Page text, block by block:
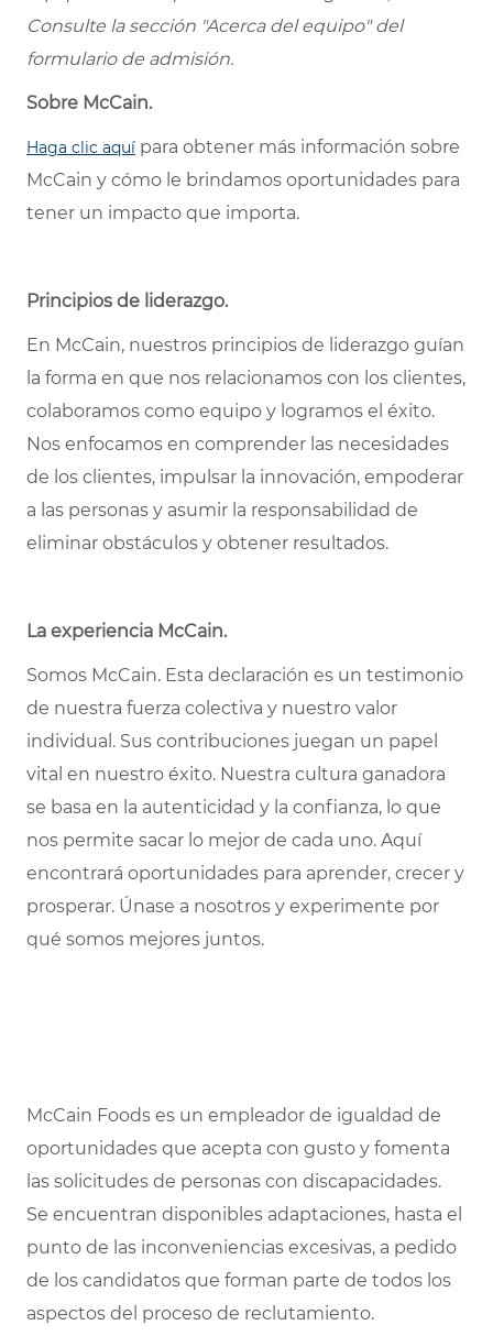
Consulte la sección "Acerca del equipo" del
formulario de admisión.
Sobre McCain.
Haga clic aquí para obtener más información sobre
McCain y cómo le brindamos oportunidades para
tener un impacto que importa.
Principios de liderazgo.
En McCain, nuestros principios de liderazgo guían
la forma en que nos relacionamos con los clientes,
colaboramos como equipo y logramos el éxito.
Nos enfocamos en comprender las necesidades
de los clientes, impulsar la innovación, empoderar
a las personas y asumir la responsabilidad de
eliminar obstáculos y obtener resultados.
La experiencia McCain.
Somos McCain. Esta declaración es un testimonio
de nuestra fuerza colectiva y nuestro valor
individual. Sus contribuciones juegan un papel
vital en nuestro éxito. Nuestra cultura ganadora
se basa en la autenticidad y la confianza, lo que
nos permite sacar lo mejor de cada uno. Aquí
encontrará oportunidades para aprender, crecer y
prosperar. Únase a nosotros y experimente por
qué somos mejores juntos.
McCain Foods es un empleador de igualdad de
oportunidades que acepta con gusto y fomenta
las solicitudes de personas con discapacidades.
Se encuentran disponibles adaptaciones, hasta el
punto de las inconveniencias excesivas, a pedido
de los candidatos que forman parte de todos los
aspectos del proceso de reclutamiento.